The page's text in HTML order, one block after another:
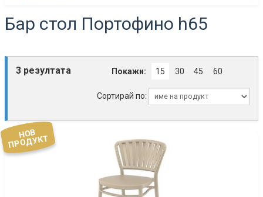
Бар стол Портофино h65
3 резултата Покажи: 15 30 45 60
Сортирай по:
НОВ
ПРОДУКТ